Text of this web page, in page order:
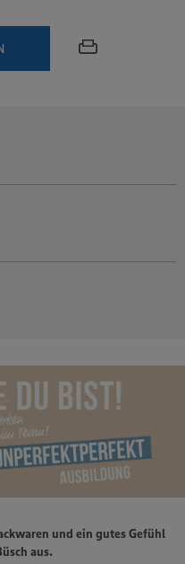
und ein gutes Gefühl
aus.